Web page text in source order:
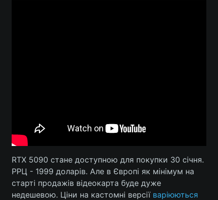
RTX 5090 стане доступною для покупки 30 січня.
РРЦ - 1999 доларів. Але в Європі як мінімум на
старті продажів відеокарта буде дуже
недешевою. Ціни на кастомні версії варіюються